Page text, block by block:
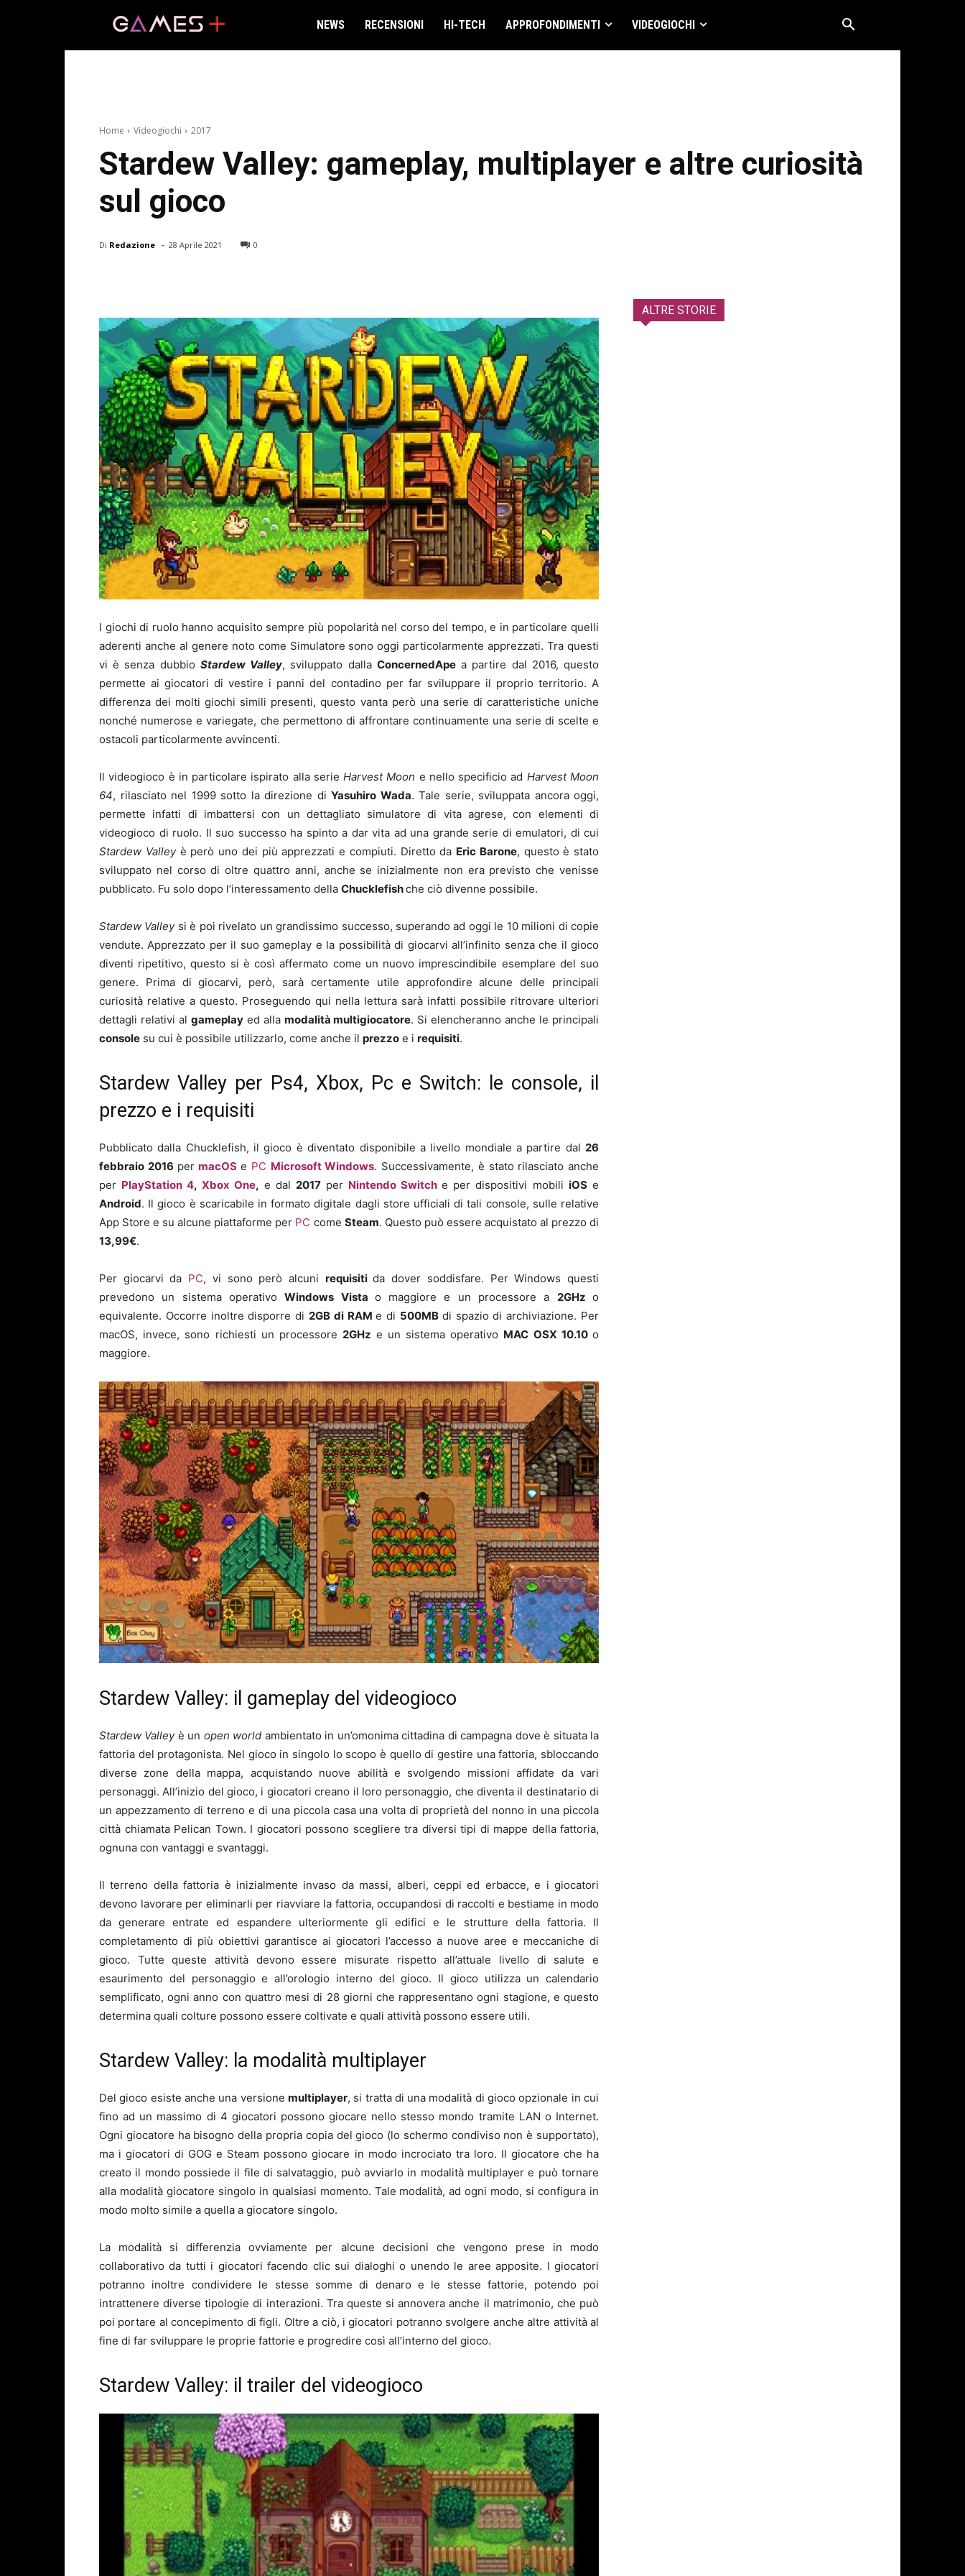
NEWS RECENSIONI HI-TECH APPROFONDIMENTI VIDEOGIOCHI
Home Videogiochi 2017
Stardew Valley: gameplay, multiplayer e altre curiosità
sul gioco
Di Redazione - 28 Aprile 2021 0
I giochi di ruolo hanno acquisito sempre più popolarità nel corso del tempo, e in particolare quelli
aderenti anche al genere noto come Simulatore sono oggi particolarmente apprezzati. Tra questi
vi è senza dubbio Stardew Valley, sviluppato dalla ConcernedApea partire dal 2016, questo
permette ai giocatori di vestire i panni del contadino per far sviluppare il proprio territorio. A
differenza dei molti giochi simili presenti, questo vanta però una serie di caratteristiche uniche
nonché numerose e variegate, che permettono di affrontare continuamente una serie di scelte e
ostacoli particolarmente avvincenti.
Il videogioco è in particolare ispirato alla serieHarvest Moon e nello specificio ad Harvest Moon
64, rilasciato nel 1999 sotto la direzione di Yasuhiro Wada. Tale serie, sviluppata ancora oggi,
permette infatti di imbattersi con un dettagliato simulatore di vita agrese, con elementi di
videogioco di ruolo. Il suo successo ha spinto a dar vita ad una grande serie di emulatori, di cui
Stardew Valley è però uno dei più apprezzati e compiuti. Diretto da Eric Barone, questo è stato
sviluppato nel corso di oltre quattro anni, anche se inizialmente non era previsto che venisse
pubblicato. Fu solo dopo l’interessamento della Chucklefishche ciò divenne possibile.
Stardew Valley si è poi rivelato un grandissimo successo, superando ad oggi le 10 milioni di copie
vendute. Apprezzato per il suo gameplay e la possibilità di giocarvi all’infinito senza che il gioco
diventi ripetitivo, questo si è così affermato come un nuovo imprescindibile esemplare del suo
genere. Prima di giocarvi, però, sarà certamente utile approfondire alcune delle principali
curiosità relative a questo. Proseguendo qui nella lettura sarà infatti possibile ritrovare ulteriori
dettagli relativi al gameplayed alla modalità multigiocatore. Si elencheranno anche le principali
console su cui è possibile utilizzarlo, come anche il prezzo e i requisiti.
Stardew Valley per Ps4, Xbox, Pc e Switch: le console, il
prezzo e i requisiti
Pubblicato dalla Chucklefish, il gioco è diventato disponibile a livello mondiale a partire dal 26
febbraio 2016 per macOS e PC Microsoft Windows. Successivamente, è stato rilasciato anche
per PlayStation 4, Xbox One, e dal2017 per Nintendo Switche per dispositivi mobili iOSe
Android. Il gioco è scaricabile in formato digitale dagli store ufficiali di tali console, sulle relative
App Store e su alcune piattaforme per PC come Steam. Questo può essere acquistato al prezzo di
13,99€.
Per giocarvi da PC, vi sono però alcuni requisitida dover soddisfare. Per Windows questi
prevedono un sistema operativoWindows Vista o maggiore e un processore a 2GHzo
equivalente. Occorre inoltre disporre di 2GB di RAMe di 500MB di spazio di archiviazione. Per
macOS, invece, sono richiesti un processore2GHz e un sistema operativo MAC OSX 10.10o
maggiore.
Stardew Valley: il gameplay del videogioco
Stardew Valleyè un open world ambientato in un’omonima cittadina di campagna dove è situata la
fattoria del protagonista. Nel gioco in singolo lo scopo è quello di gestire una fattoria, sbloccando
diverse zone della mappa, acquistando nuove abilità e svolgendo missioni affidate da vari
personaggi. All’inizio del gioco, i giocatori creano il loro personaggio, che diventa il destinatario di
un appezzamento di terreno e di una piccola casa una volta di proprietà del nonno in una piccola
città chiamata Pelican Town. I giocatori possono scegliere tra diversi tipi di mappe della fattoria,
ognuna con vantaggi e svantaggi.
Il terreno della fattoria è inizialmente invaso da massi, alberi, ceppi ed erbacce, e i giocatori
devono lavorare per eliminarli per riavviare la fattoria, occupandosi di raccolti e bestiame in modo
da generare entrate ed espandere ulteriormente gli edifici e le strutture della fattoria. Il
completamento di più obiettivi garantisce ai giocatori l’accesso a nuove aree e meccaniche di
gioco. Tutte queste attività devono essere misurate rispetto all’attuale livello di salute e
esaurimento del personaggio e all’orologio interno del gioco. Il gioco utilizza un calendario
semplificato, ogni anno con quattro mesi di 28 giorni che rappresentano ogni stagione, e questo
determina quali colture possono essere coltivate e quali attività possono essere utili.
Stardew Valley: la modalità multiplayer
Del gioco esiste anche una versione multiplayer, si tratta di una modalità di gioco opzionale in cui
fino ad un massimo di 4 giocatori possono giocare nello stesso mondo tramite LAN o Internet.
Ogni giocatore ha bisogno della propria copia del gioco (lo schermo condiviso non è supportato),
ma i giocatori di GOG e Steam possono giocare in modo incrociato tra loro. Il giocatore che ha
creato il mondo possiede il file di salvataggio, può avviarlo in modalità multiplayer e può tornare
alla modalità giocatore singolo in qualsiasi momento. Tale modalità, ad ogni modo, si configura in
modo molto simile a quella a giocatore singolo.
La modalità si differenzia ovviamente per alcune decisioni che vengono prese in modo
collaborativo da tutti i giocatori facendo clic sui dialoghi o unendo le aree apposite. I giocatori
potranno inoltre condividere le stesse somme di denaro e le stesse fattorie, potendo poi
intrattenere diverse tipologie di interazioni. Tra queste si annovera anche il matrimonio, che può
poi portare al concepimento di figli. Oltre a ciò, i giocatori potranno svolgere anche altre attività al
fine di far sviluppare le proprie fattorie e progredire così all’interno del gioco.
Stardew Valley: il trailer del videogioco
ALTRE STORIE